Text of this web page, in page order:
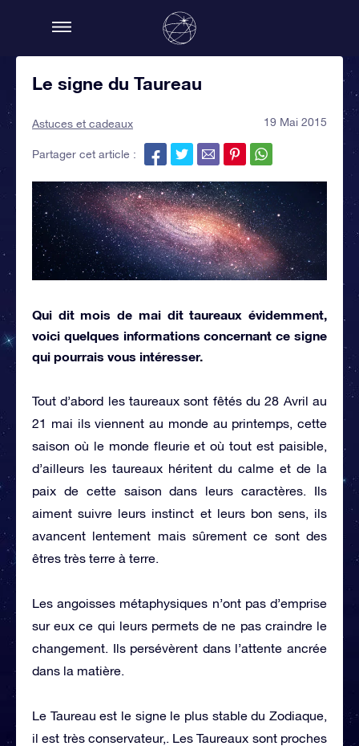
Le signe du Taureau
Astuces et cadeaux 19 Mai 2015
Partager cet article :
Qui dit mois de mai dit taureaux évidemment,
voici quelques informations concernant ce signe
qui pourrais vous intéresser.
Tout d’abord les taureaux sont fêtés du 28 Avril au
21 mai ils viennent au monde au printemps, cette
saison où le monde fleurie et où tout est paisible,
d’ailleurs les taureaux héritent du calme et de la
paix de cette saison dans leurs caractères. Ils
aiment suivre leurs instinct et leurs bon sens, ils
avancent lentement mais sûrement ce sont des
êtres très terre à terre.
Les angoisses métaphysiques n’ont pas d’emprise
sur eux ce qui leurs permets de ne pas craindre le
changement. Ils persévèrent dans l’attente ancrée
dans la matière.
Le Taureau est le signe le plus stable du Zodiaque,
il est très conservateur,. Les Taureaux sont proches